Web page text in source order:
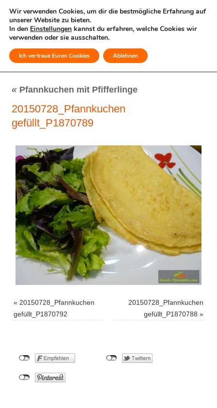
MENÜ
« Pfannkuchen mit Pfifferlinge
20150728_Pfannkuchen
gefüllt_P1870789
« 20150728_Pfannkuchen
gefüllt_P1870792
20150728_Pfannkuchen
gefüllt_P1870788 »
Wir verwenden Cookies, um dir die bestmögliche Erfahrung auf
unserer Website zu bieten.
In den Einstellungen kannst du erfahren, welche Cookies wir
verwenden oder sie ausschalten.
Ich vertraue Euren Cookies Ablehnen